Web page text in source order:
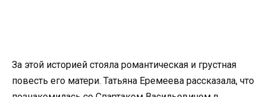
За этой историей стояла романтическая и грустная
повесть его матери. Татьяна Еремеева рассказала, что